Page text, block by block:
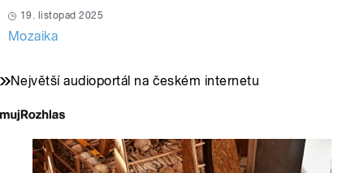
19. listopad 2025
Mozaika
Největší audioportál na českém internetu